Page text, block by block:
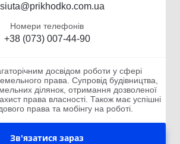
Номери телефонів
+38 (073) 007-44-90
досвідом роботи у сфері
права. Супровід будівництва,
ділянок, отримання дозволеної
права власності. Також має успішні
права та мобінгу на роботі.
Зв'язатися зараз